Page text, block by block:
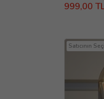
999,00
Satıcının